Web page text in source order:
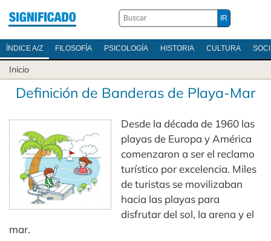
ÍNDICE A/Z FILOSOFÍA PSICOLOGÍA HISTORIA CULTURA
Inicio
Definición de Banderas de Playa-Mar
Desde la década de 1960 las
playas de Europa y América
comenzaron a ser el reclamo
turístico por excelencia. Miles
de turistas se movilizaban
hacia las playas para
disfrutar del sol, la arena y el
mar.